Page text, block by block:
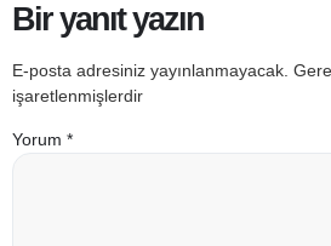
Bir yanıt yazın
E-posta adresiniz yayınlanmayacak.
işaretlenmişlerdir
Yorum *